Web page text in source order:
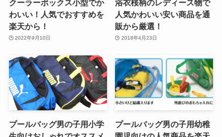
クーラーボックス小型でか
わいい！人気でおすすめを
楽天から！
2022年9月10日
浴衣桜柄のレディース物で
人気かわいい安い商品を通
販から厳選！
2018年4月23日
プールバッグ男の子用小学
プールバッグ男の子用幼稚